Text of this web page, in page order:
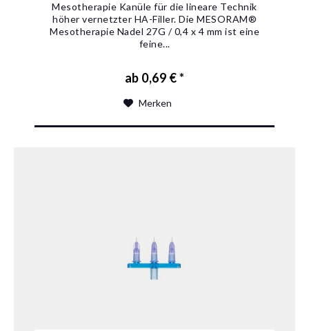
Mesotherapie Kanüle für die lineare Technik
höher vernetzter HA-Filler. Die MESORAM®
Mesotherapie Nadel 27G / 0,4 x 4 mm ist eine
feine...
ab 0,69 € *
Merken